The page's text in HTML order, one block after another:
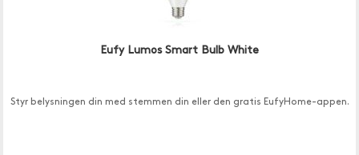
Eufy Lumos Smart Bulb White
Styr belysningen din med stemmen din eller den gratis EufyHome-appen.